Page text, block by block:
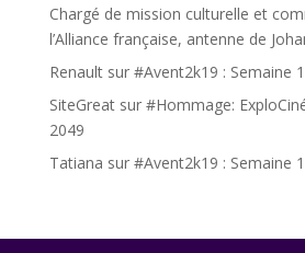
Chargé de mission culturelle et
l’Alliance française, antenne de
Renaultsur #Avent2k19 : Semaine 1
SiteGreatsur #Hommage:
2049
Tatiana sur #Avent2k19 : Semaine 1